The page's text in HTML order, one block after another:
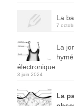
La
7
La
électronique
3 juin 2024
La